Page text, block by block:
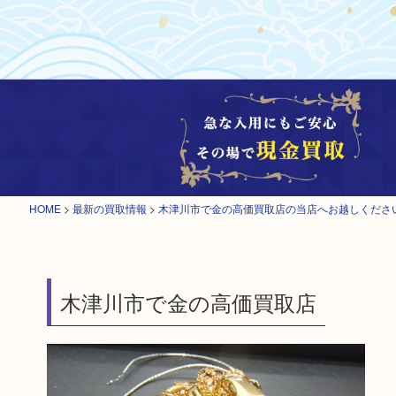
HOME > 最新の買取情報 > 木津川市で金の高価買取店の当店へお越しくださ
木津川市で金の高価買取店